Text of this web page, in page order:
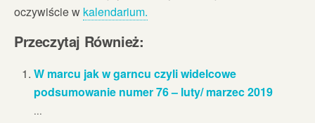
oczywiście w kalendarium.
Przeczytaj Również:
W marcu jak w garncu czyli widelcowe
podsumowanie numer 76 – luty/ marzec 2019
...